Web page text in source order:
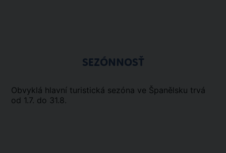
SEZÓNNOSŤ
Obvyklá hlavní turistická sezóna ve Španělsku trvá
od 1.7. do 31.8.